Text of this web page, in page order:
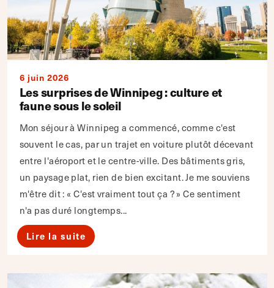
6 juin 2026
Les surprises de Winnipeg : culture et
faune sous le soleil
Mon séjour à Winnipeg a commencé, comme c'est
souvent le cas, par un trajet en voiture plutôt décevant
entre l'aéroport et le centre-ville. Des bâtiments gris,
un paysage plat, rien de bien excitant. Je me souviens
m'être dit : « C'est vraiment tout ça ? » Ce sentiment
n'a pas duré longtemps...
Lire la suite